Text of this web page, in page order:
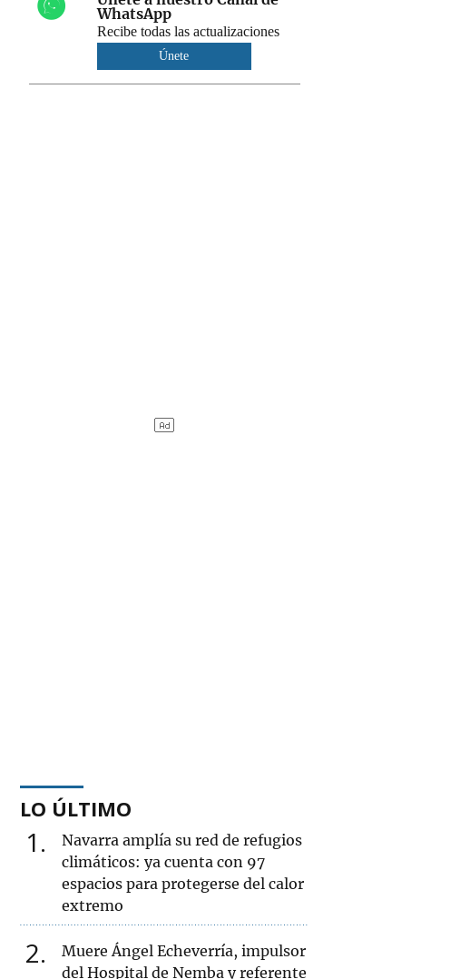
WhatsApp
Recibe todas las actualizaciones
Únete
LO ÚLTIMO
1
Navarra amplía su red de refugios
climáticos: ya cuenta con 97
espacios para protegerse del calor
extremo
2
Muere Ángel Echeverría, impulsor
del Hospital de Nemba y referente